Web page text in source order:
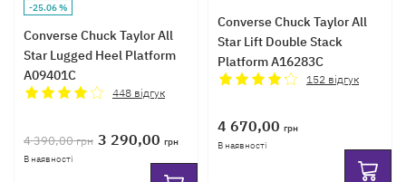
-25.06 %
Converse Chuck Taylor All
Star Lugged Heel Platform
A09401C
448 відгук
4 390,00грн 3 290,00 грн
В наявності
Converse Chuck Taylor All
Star Lift Double Stack
Platform A16283C
152 відгук
4 670,00 грн
В наявності